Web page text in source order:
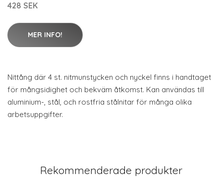
428 SEK
MER INFO!
Nittång där 4 st. nitmunstycken och nyckel finns i handtaget
för mångsidighet och bekväm åtkomst. Kan användas till
aluminium-, stål, och rostfria stålnitar för många olika
arbetsuppgifter.
Rekommenderade produkter